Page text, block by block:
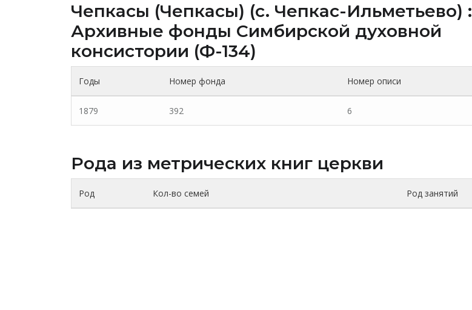
Чепкасы (Чепкасы) (c. Чепкас-Ильметьево) :
Архивные фонды Cимбирской духовной
консистории (Ф-134)
Годы Номер фонда Номер описи
1879 392 6
Рода из метрических книг церкви
Род Кол-во семей Род занятий